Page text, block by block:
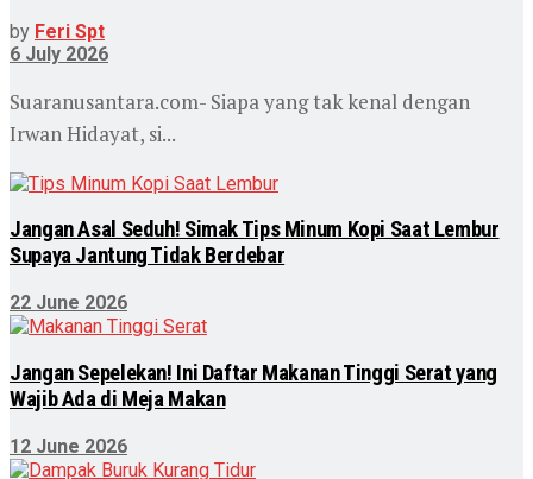
by Feri Spt
6 July 2026
Suaranusantara.com- Siapa yang tak kenal dengan
Irwan Hidayat, si...
Jangan Asal Seduh! Simak Tips Minum Kopi Saat Lembur
Supaya Jantung Tidak Berdebar
22 June 2026
Jangan Sepelekan! Ini Daftar Makanan Tinggi Serat yang
Wajib Ada di Meja Makan
12 June 2026